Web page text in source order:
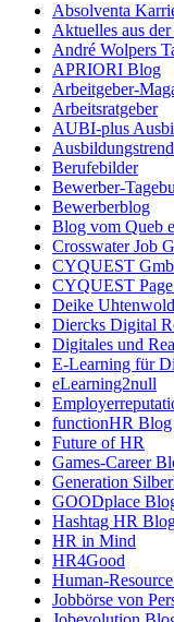
Absolventa
Aktuelles aus
André Wolpers
APRIORI Blog
Arbeitgeber-
Arbeitsratgeber
AUBI-plus
Berufebilder
Bewerber-
Bewerberblog
Blog vom Queb
Crosswater Job
CYQUEST
CYQUEST
Deike
Diercks Digital
Digitales und
E-Learning für
eLearning2null
functionHR Blog
Future of HR
Games-Career
Generation
GOODplace
Hashtag HR
HR in Mind
HR4Good
Human-
Jobbörse von